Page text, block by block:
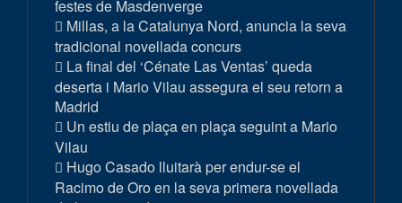
festes de Masdenverge
Millas, a la Catalunya Nord, anuncia la seva
tradicional novellada concurs
La final del ‘Cénate Las Ventas’ queda
deserta i Mario Vilau assegura el seu retorn a
Madrid
Un estiu de plaça en plaça seguint a Mario
Vilau
Hugo Casado lluitarà per endur-se el
Racimo de Oro en la seva primera novellada